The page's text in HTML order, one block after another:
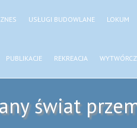
USŁUGI BUDOWLANE LOKUM
PUBLIKACJE REKREACJA
świat